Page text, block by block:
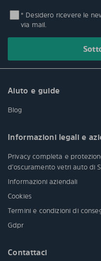
* Desidero ricevere le
via mail.
Aiuto e guide
Blog
Informazioni legali e
Privacy completa e
d’oscuramento vetri auto di
Informazioni aziendali
Cookies
Termini e condizioni di
Gdpr
Contattaci